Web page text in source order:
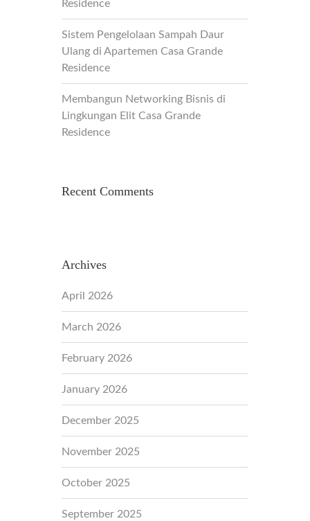
Residence
Sistem Pengelolaan Sampah Daur
Ulang di Apartemen Casa Grande
Residence
Membangun Networking Bisnis di
Lingkungan Elit Casa Grande
Residence
Recent Comments
Archives
April 2026
March 2026
February 2026
January 2026
December 2025
November 2025
October 2025
September 2025